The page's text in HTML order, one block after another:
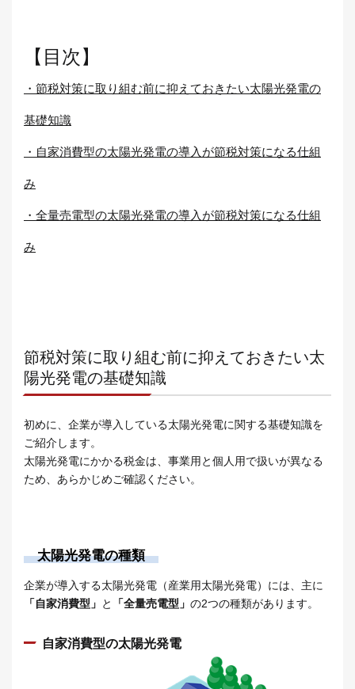
【目次】
・節税対策に取り組む前に抑えておきたい太陽光発電の
基礎知識
・自家消費型の太陽光発電の導入が節税対策になる仕組
み
・全量売電型の太陽光発電の導入が節税対策になる仕組
み
節税対策に取り組む前に抑えておきたい太
陽光発電の基礎知識
初めに、企業が導入している太陽光発電に関する基礎知識を
ご紹介します。
太陽光発電にかかる税金は、事業用と個人用で扱いが異なる
ため、あらかじめご確認ください。
太陽光発電の種類
企業が導入する太陽光発電（産業用太陽光発電）には、主に
「自家消費型」 と 「全量売電型」 の2つの種類があります。
自家消費型の太陽光発電